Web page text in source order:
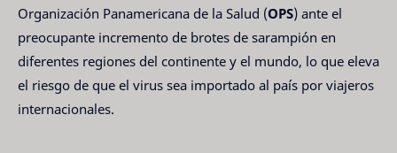
Organización Panamericana de la Salud (OPS) ante el
preocupante incremento de brotes de sarampión en
diferentes regiones del continente y el mundo, lo que eleva
el riesgo de que el virus sea importado al país por viajeros
internacionales.